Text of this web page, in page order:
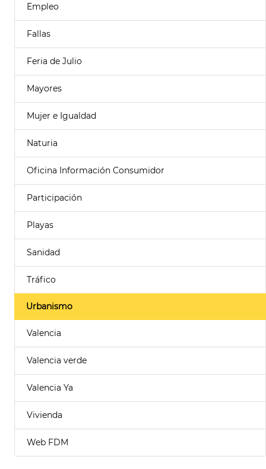
Empleo
Fallas
Feria de Julio
Mayores
Mujer e Igualdad
Naturia
Oficina Información Consumidor
Participación
Playas
Sanidad
Tráfico
Urbanismo
Valencia
Valencia verde
Valencia Ya
Vivienda
Web FDM